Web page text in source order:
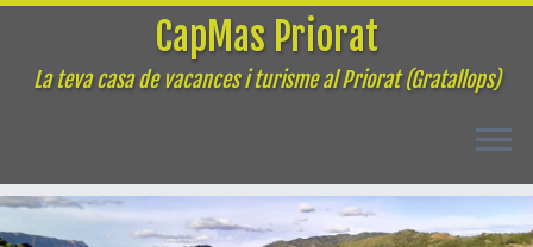
Skip
to
CapMas Priorat
La teva casa de vacances i turisme al Priorat (Gratallops)